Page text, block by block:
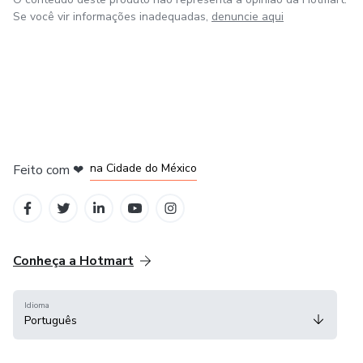
Se você vir informações inadequadas, denuncie aqui
Feito com ❤ na Cidade do México
Conheça a Hotmart
Idioma
Português